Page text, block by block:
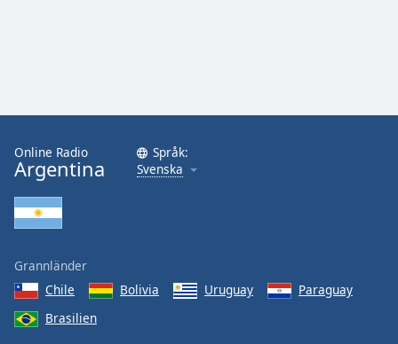
Online Radio
Argentina
Språk:
Svenska
Grannländer
Chile
Bolivia Uruguay
Paraguay
Brasilien